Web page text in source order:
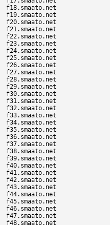
f18.smaato.net
f19.smaato.net
f20.smaato.net
f21.smaato.net
f22.smaato.net
f23.smaato.net
f24.smaato.net
f25.smaato.net
f26.smaato.net
f27.smaato.net
f28.smaato.net
f29.smaato.net
f30.smaato.net
f31.smaato.net
f32.smaato.net
f33.smaato.net
f34.smaato.net
f35.smaato.net
f36.smaato.net
f37.smaato.net
f38.smaato.net
f39.smaato.net
f40.smaato.net
f41.smaato.net
f42.smaato.net
f43.smaato.net
f44.smaato.net
f45.smaato.net
f46.smaato.net
f47.smaato.net
f48.smaato.net